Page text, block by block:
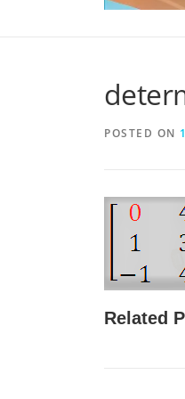
POSTED ON
Related